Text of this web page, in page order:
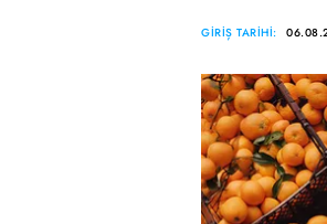
GİRİŞ TARİHİ: